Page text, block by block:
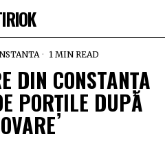
1 MIN READ
DIN CONSTANȚA
PORȚILE DUPĂ